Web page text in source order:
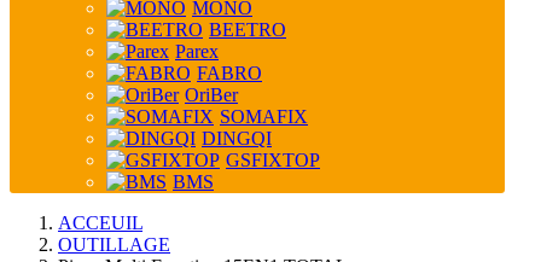
MONO
BEETRO
Parex
FABRO
OriBer
SOMAFIX
DINGQI
GSFIXTOP
BMS
ACCEUIL
OUTILLAGE